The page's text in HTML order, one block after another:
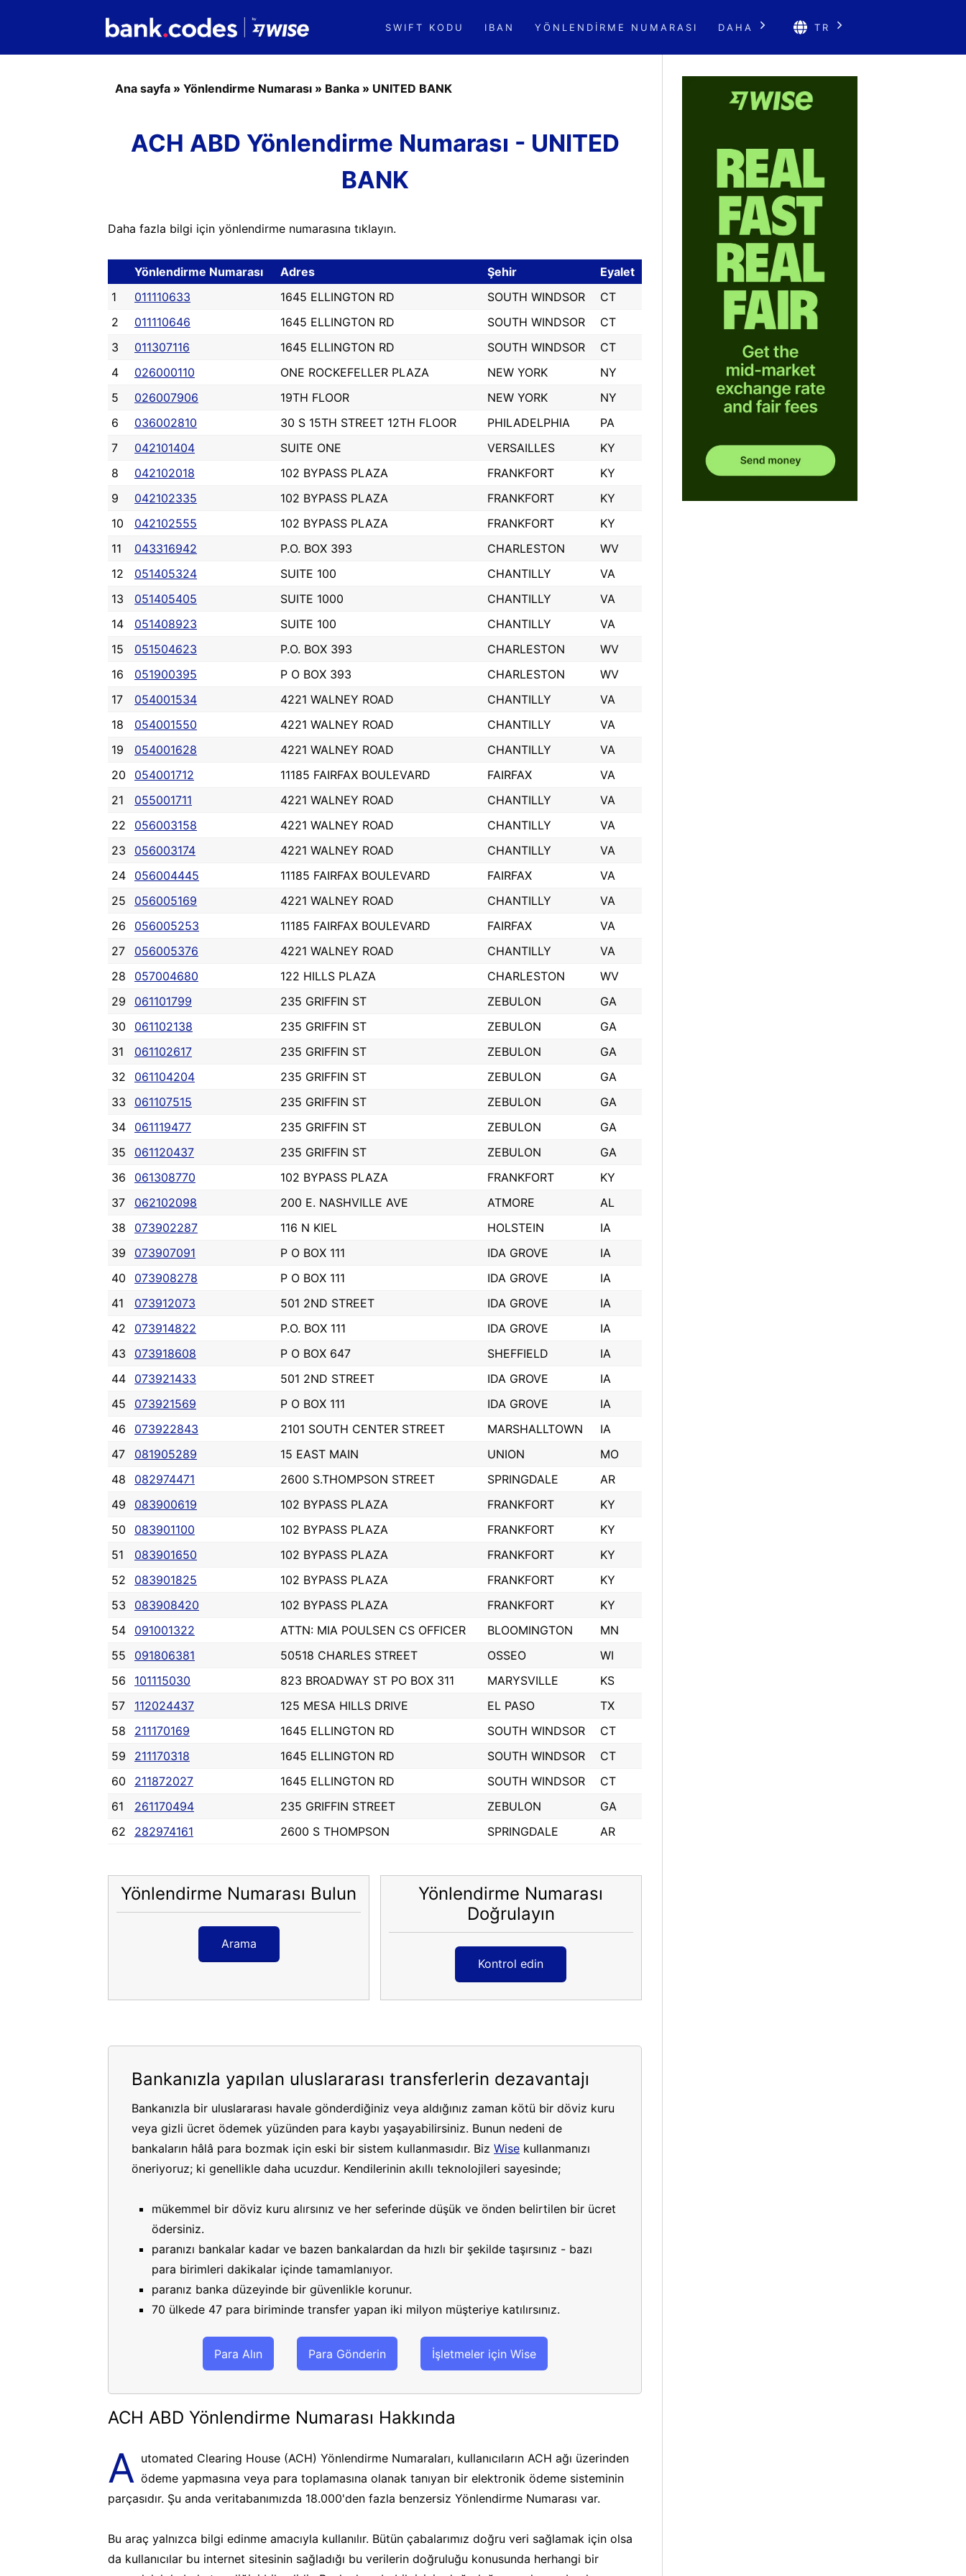
SWIFT KODU IBAN YÖNLENDIRME NUMARASI DAHA TR
Ana sayfa » Yönlendirme Numarası » Banka » UNITED BANK
ACH ABD Yönlendirme Numarası - UNITED
BANK
Daha fazla bilgi için yönlendirme numarasına tıklayın.
Yönlendirme Numarası Adres Şehir
Eyalet
1
011110633 1645 ELLINGTON RD SOUTH WINDSOR
CT
2
011110646 1645 ELLINGTON RD SOUTH WINDSOR
CT
3
011307116 1645 ELLINGTON RD SOUTH WINDSOR
CT
4
026000110 ONE ROCKEFELLER PLAZA NEW YORK
NY
5
026007906 19TH FLOOR NEW YORK
NY
6
036002810 30 S 15TH STREET 12TH FLOOR PHILADELPHIA
PA
7
042101404 SUITE ONE VERSAILLES
KY
8
042102018 102 BYPASS PLAZA FRANKFORT
KY
9
042102335 102 BYPASS PLAZA FRANKFORT
KY
10
042102555 102 BYPASS PLAZA FRANKFORT
KY
11
043316942 P.O. BOX 393 CHARLESTON
WV
12
051405324 SUITE 100 CHANTILLY
VA
13
051405405 SUITE 1000 CHANTILLY
VA
14
051408923 SUITE 100 CHANTILLY
VA
15
051504623 P.O. BOX 393 CHARLESTON
WV
16
051900395 P O BOX 393 CHARLESTON
WV
17
054001534 4221 WALNEY ROAD CHANTILLY
VA
18
054001550 4221 WALNEY ROAD CHANTILLY
VA
19
054001628 4221 WALNEY ROAD CHANTILLY
VA
20
054001712 11185 FAIRFAX BOULEVARD FAIRFAX
VA
21
055001711 4221 WALNEY ROAD CHANTILLY
VA
22
056003158 4221 WALNEY ROAD CHANTILLY
VA
23
056003174 4221 WALNEY ROAD CHANTILLY
VA
24
056004445 11185 FAIRFAX BOULEVARD FAIRFAX
VA
25
056005169 4221 WALNEY ROAD CHANTILLY
VA
26
056005253 11185 FAIRFAX BOULEVARD FAIRFAX
VA
27
056005376 4221 WALNEY ROAD CHANTILLY
VA
28
057004680 122 HILLS PLAZA CHARLESTON
WV
29
061101799 235 GRIFFIN ST ZEBULON
GA
30
061102138 235 GRIFFIN ST ZEBULON
GA
31
061102617 235 GRIFFIN ST ZEBULON
GA
32
061104204 235 GRIFFIN ST ZEBULON
GA
33
061107515 235 GRIFFIN ST ZEBULON
GA
34
061119477 235 GRIFFIN ST ZEBULON
GA
35
061120437 235 GRIFFIN ST ZEBULON
GA
36
061308770 102 BYPASS PLAZA FRANKFORT
KY
37
062102098 200 E. NASHVILLE AVE ATMORE
AL
38
073902287 116 N KIEL HOLSTEIN
IA
39
073907091 P O BOX 111 IDA GROVE
IA
40
073908278 P O BOX 111 IDA GROVE
IA
41
073912073 501 2ND STREET IDA GROVE
IA
42
073914822 P.O. BOX 111 IDA GROVE
IA
43
073918608 P O BOX 647 SHEFFIELD
IA
44
073921433 501 2ND STREET IDA GROVE
IA
45
073921569 P O BOX 111 IDA GROVE
IA
46
073922843 2101 SOUTH CENTER STREET MARSHALLTOWN
IA
47
081905289 15 EAST MAIN UNION
MO
48
082974471 2600 S.THOMPSON STREET SPRINGDALE
AR
49
083900619 102 BYPASS PLAZA FRANKFORT
KY
50
083901100 102 BYPASS PLAZA FRANKFORT
KY
51
083901650 102 BYPASS PLAZA FRANKFORT
KY
52
083901825 102 BYPASS PLAZA FRANKFORT
KY
53
083908420 102 BYPASS PLAZA FRANKFORT
KY
54
091001322 ATTN: MIA POULSEN CS OFFICER BLOOMINGTON
MN
55
091806381 50518 CHARLES STREET OSSEO
WI
56
101115030 823 BROADWAY ST PO BOX 311 MARYSVILLE
KS
57
112024437 125 MESA HILLS DRIVE EL PASO
TX
58
211170169 1645 ELLINGTON RD SOUTH WINDSOR
CT
59
211170318 1645 ELLINGTON RD SOUTH WINDSOR
CT
60
211872027 1645 ELLINGTON RD SOUTH WINDSOR
CT
61
261170494 235 GRIFFIN STREET ZEBULON
GA
62
282974161 2600 S THOMPSON SPRINGDALE AR
Yönlendirme Numarası Bulun
Arama
Yönlendirme Numarası
Doğrulayın
Kontrol edin
Bankanızla yapılan uluslararası transferlerin dezavantajı
Bankanızla bir uluslararası havale gönderdiğiniz veya aldığınız zaman kötü bir döviz kuru
veya gizli ücret ödemek yüzünden para kaybı yaşayabilirsiniz. Bunun nedeni de
bankaların hâlâ para bozmak için eski bir sistem kullanmasıdır. Biz Wise kullanmanızı
öneriyoruz; ki genellikle daha ucuzdur. Kendilerinin akıllı teknolojileri sayesinde;
mükemmel bir döviz kuru alırsınız ve her seferinde düşük ve önden belirtilen bir ücret
ödersiniz.
paranızı bankalar kadar ve bazen bankalardan da hızlı bir şekilde taşırsınız - bazı
para birimleri dakikalar içinde tamamlanıyor.
paranız banka düzeyinde bir güvenlikle korunur.
70 ülkede 47 para biriminde transfer yapan iki milyon müşteriye katılırsınız.
Para Alın Para Gönderin İşletmeler için Wise
ACH ABD Yönlendirme Numarası Hakkında
A utomated Clearing House (ACH) Yönlendirme Numaraları, kullanıcıların ACH ağı üzerinden
ödeme yapmasına veya para toplamasına olanak tanıyan bir elektronik ödeme sisteminin
parçasıdır. Şu anda veritabanımızda 18.000'den fazla benzersiz Yönlendirme Numarası var.
Bu araç yalnızca bilgi edinme amacıyla kullanılır. Bütün çabalarımız doğru veri sağlamak için olsa
da kullanıcılar bu internet sitesinin sağladığı bu verilerin doğruluğu konusunda herhangi bir